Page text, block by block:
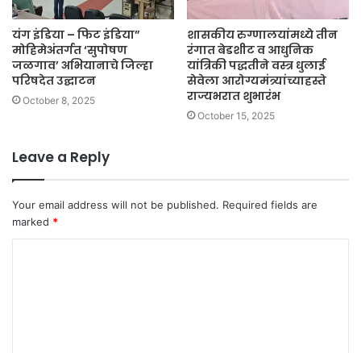
यंग इंडिया – फिट इंडिया”
मोहिमेअंतर्गत ‘सुपोषण
जळगाव’ अभियानाचे जिल्हा
परिषदेत उद्घाटन
October 8, 2025
शासकीय रुग्णालयांमध्ये तीन
रंगात बेडशीट व आधुनिक
यांत्रिकी पद्धतीने वस्त्र धुलाई
सेवेला आरोग्यमंत्र्यांच्याहस्ते
राज्यभरात शुभारंभ
October 15, 2025
Leave a Reply
Your email address will not be published. Required fields are
marked *